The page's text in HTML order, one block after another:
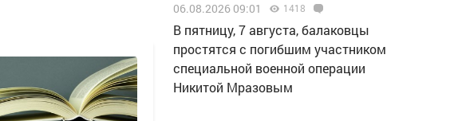
06.08.2026 09:01 1418
В пятницу, 7 августа, балаковцы
простятся с погибшим участником
специальной военной операции
Никитой Мразовым